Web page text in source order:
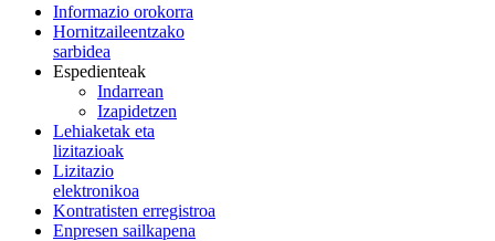
Informazio orokorra
Hornitzaileentzako
sarbidea
Espedienteak
Indarrean
Izapidetzen
Lehiaketak eta
lizitazioak
Lizitazio
elektronikoa
Kontratisten erregistroa
Enpresen sailkapena